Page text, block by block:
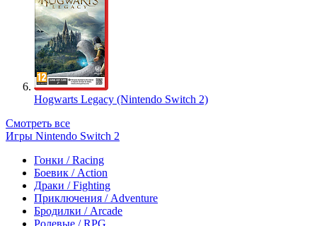
Hogwarts Legacy (Nintendo Switch 2)
Смотреть все
Игры Nintendo Switch 2
Гонки / Racing
Боевик / Action
Драки / Fighting
Приключения / Adventure
Бродилки / Arcade
Ролевые / RPG